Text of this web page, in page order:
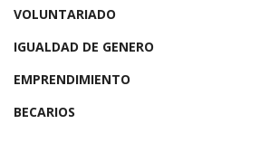
VOLUNTARIADO
IGUALDAD DE GENERO
EMPRENDIMIENTO
BECARIOS